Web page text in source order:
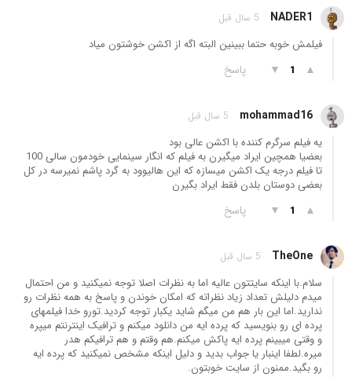
NADER1 5 سال قبل
فیلمش خوبه حتما ببینین البته اگه از اکشن خوشتون میاد
▲
1
▼ پاسخ
mohammad16 5 سال قبل
یه فیلم سرگرم کننده با اکشن عالی بود
بعضیا همچین ایراد میگیرن به فیلم که انگار سینمایی خودمون سالی 100
تا فیلم درجه یک اکشن میسازه که این هالیوود به گرد پاشم نمیرسه در کل
بعضی دوستان بلدن فقط ایراد بگیرن
▲
1
▼ پاسخ
TheOne 5 سال قبل
سلام.با اینکه سایتتون عالیه اما به نظرات اصلا توجه نمیکنید و من احتمال
میدم دلیلش تعداد زیاد نظراته که امکان خوندن و پاسخ به همه نظرات رو
ندارید.اما این بار هم من میگم شاید یکبار توجه کردید.تورو خدا فیلمهای
پرده ای رو بنویسید که پرده ایه من دانلود میکنم و ترافیک اینترنتم میپره
و وقتی میبینم پرده ایه پاکش میکنم.هم وقتم و هم ترافیکم هدر
میره.لطفا اینبار یا جواب بدید و دلیل اینکه مشخص نمیکنید که پرده ایه
رو بگید.ممنون از سایت خوبتون.